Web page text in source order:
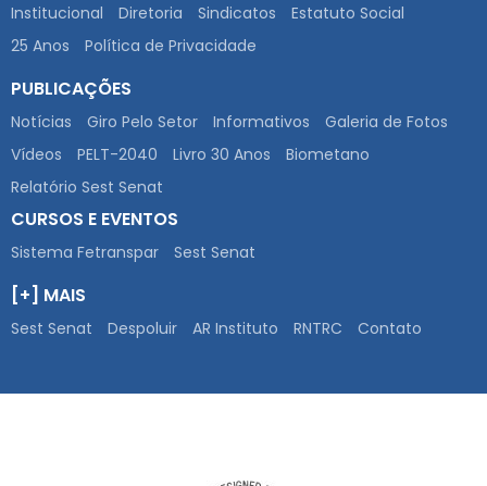
Institucional Diretoria Sindicatos
Estatuto Social
25 Anos
Política de Privacidade
PUBLICAÇÕES
Notícias Giro Pelo Setor Informativos
Galeria de Fotos
Vídeos
PELT-2040 Livro 30 Anos
Biometano
Relatório Sest Senat
CURSOS E EVENTOS
Sistema Fetranspar Sest Senat
[+] MAIS
Sest Senat Despoluir AR Instituto RNTRC Contato